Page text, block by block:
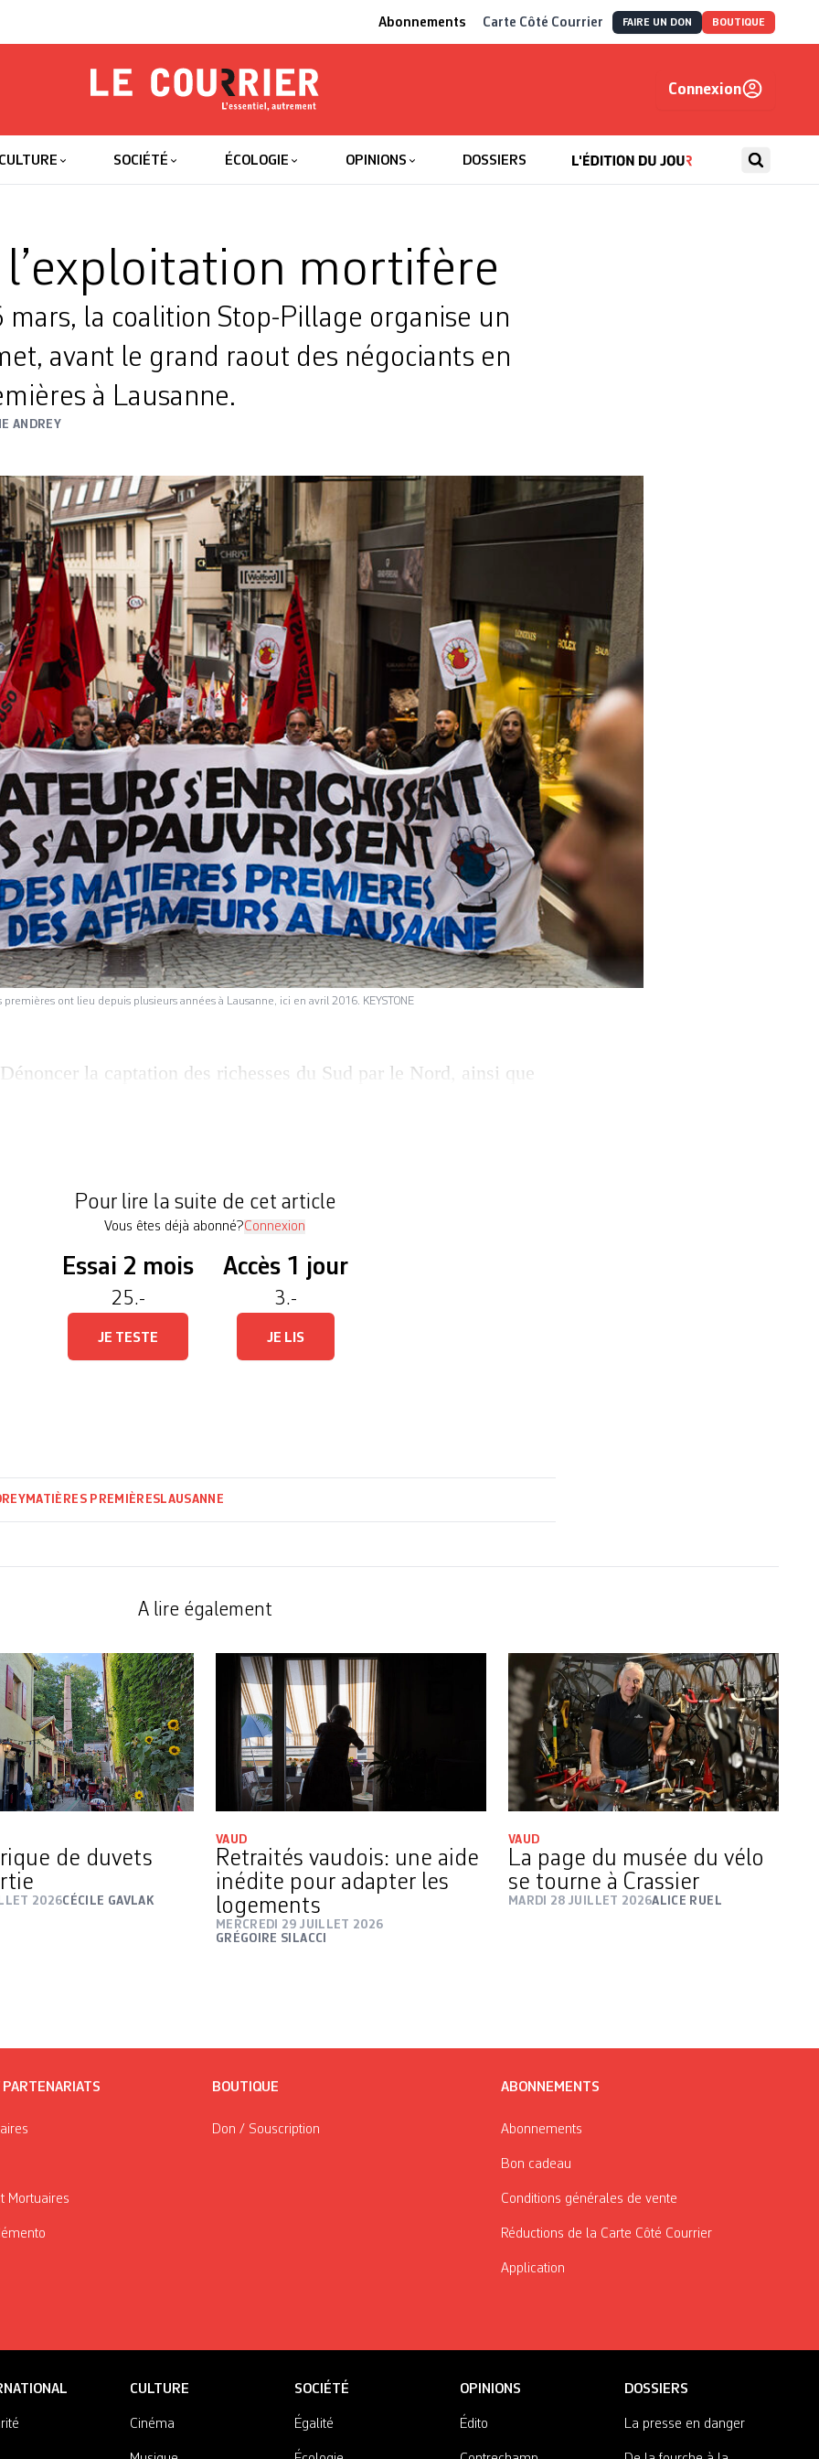
Abonnements Carte Côté Courrier FAIRE UN DON BOUTIQUE
Le Courrier
Connexion
CULTURE SOCIÉTÉ ÉCOLOGIE OPINIONS DOSSIERS
l’exploitation mortifère
mars, la coalition Stop-Pillage organise un
avant le grand raout des négociants en
à Lausanne.
ANDREY
ont lieu depuis plusieurs années à Lausanne, ici en avril 2016. KEYSTONE
Dénoncer la captation des richesses du Sud par le Nord, ainsi que
Pour lire la suite de cet article
Vous êtes déjà abonné?Connexion
Essai 2 mois
25.-
JE TESTE
Accès 1 jour
3.-
JE LIS
MATIÈRES PREMIÈRES LAUSANNE
A lire également
de duvets
2026CÉCILE GAVLAK
VAUD
Retraités vaudois: une aide
inédite pour adapter les
logements
MERCREDI 29 JUILLET 2026
GRÉGOIRE SILACCI
VAUD
La page du musée du vélo
se tourne à Crassier
MARDI 28 JUILLET 2026ALICE RUEL
Mortuaires
BOUTIQUE
Don / Souscription
ABONNEMENTS
Abonnements
Bon cadeau
Conditions générales de vente
Réductions de la Carte Côté Courrier
Application
CULTURE
Cinéma
SOCIÉTÉ
Égalité
OPINIONS
Édito
DOSSIERS
La presse en danger